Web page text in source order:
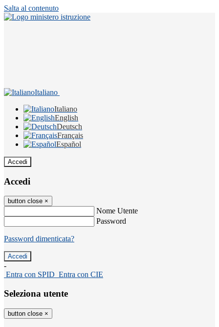
Salta al contenuto
Italiano
Italiano
English
Deutsch
Français
Español
Accedi
Accedi
button close ×
Nome Utente
Password
Password dimenticata?
-
Entra con SPID Entra con CIE
Seleziona utente
button close ×